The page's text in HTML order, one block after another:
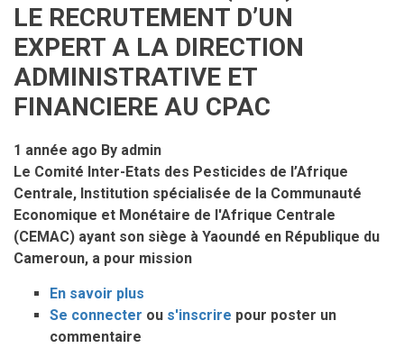
POUR
LE
RECRUTEMENT
D’UN
EXPERT
EN
DES
RESSSOURCES
HUMAINES
/
GESTION
BUDGETAIRE
LA
LE RECRUTEMENT D’UN
EXPERT A LA DIRECTION
ADMINISTRATIVE ET
FINANCIERE AU CPAC
1 année ago By admin
Le Comité Inter-Etats des Pesticides de l’Afrique
Centrale, Institution spécialisée de la Communauté
Economique et Monétaire de l'Afrique Centrale
(CEMAC) ayant son siège à Yaoundé en République du
Cameroun, a pour mission
En savoir plus
AVIS
Se connecter ou s'inscrire pour poster un
commentaire